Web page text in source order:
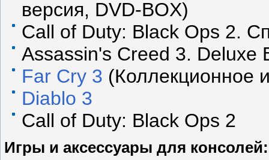
версия, DVD-BOX)
Call of Duty: Black Ops 2.
Assassin's Creed 3. Deluxe
Far Cry 3 (Коллекционное
Diablo 3
Call of Duty: Black Ops 2
Игры и аксессуары для консолей: